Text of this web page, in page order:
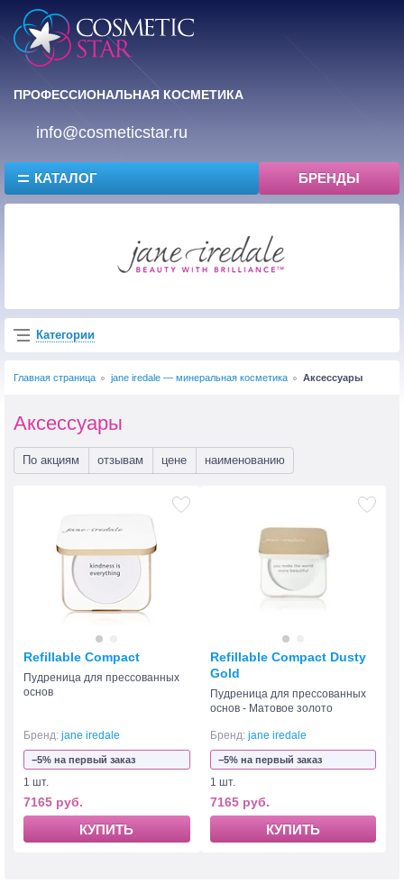
ПРОФЕССИОНАЛЬНАЯ КОСМЕТИКА
info@cosmeticstar.ru
КАТАЛОГ БРЕНДЫ
Категории
Главная страница jane iredale — минеральная косметика Аксессуары
Аксессуары
По акциям отзывам цене наименованию
Refillable Compact
Пудреница для прессованных
основ
Бренд: jane iredale
−5% на первый заказ
1 шт.
7165 руб.
КУПИТЬ
Refillable Compact Dusty
Gold
Пудреница для прессованных
основ - Матовое золото
Бренд: jane iredale
−5% на первый заказ
1 шт.
7165 руб.
КУПИТЬ